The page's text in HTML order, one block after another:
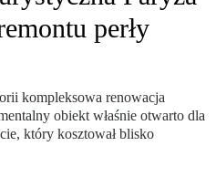
perły
kompleksowa renowacja
obiekt właśnie otwarto dla
który kosztował blisko